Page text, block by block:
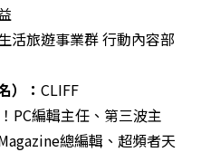
活旅遊事業群 行動內容部
）：CLIFF
PC編輯主任、第三波主
總編輯、超頻者天